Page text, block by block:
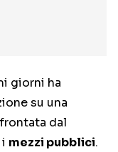
giorni ha
su una
dal
mezzi pubblici.